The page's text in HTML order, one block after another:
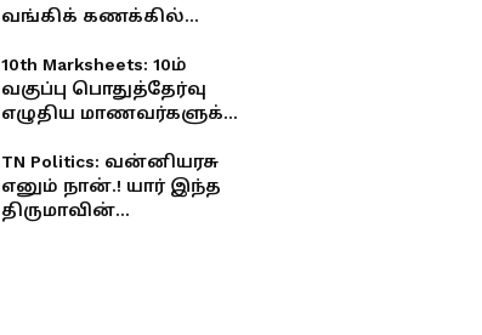
வங்கிக் கணக்கில்
மகளிர் உரிமைத்
தொகை! சூப்பர் அப்டேட்!
10th Marksheets: 10ம்
வகுப்பு பொதுத்தேர்வு
எழுதிய மாணவர்களுக்கு!
முக்கிய அறிவிப்பு!
TN Politics: வன்னியரசு
எனும் நான்.! யார் இந்த
திருமாவின்